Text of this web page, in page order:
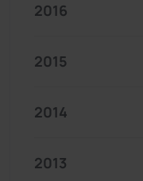
2016
2015
2014
2013